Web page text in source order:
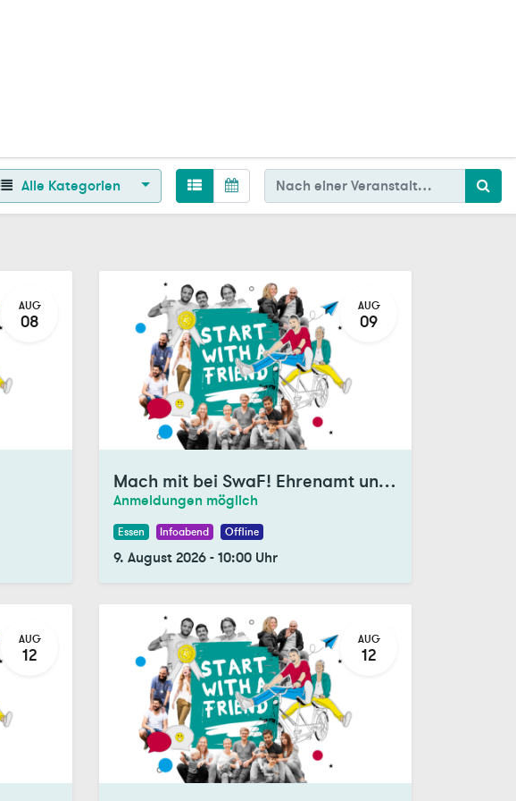
Alle Kategorien
AUG
08
AUG
09
Mach mit bei SwaF! Ehrenamt und Tandemprogramm
Anmeldungen möglich
Essen Infoabend Offline
9. August 2026-10:00 Uhr
AUG
12
AUG
12